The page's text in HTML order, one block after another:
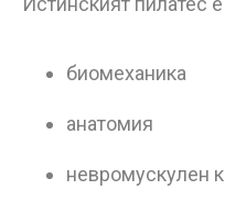
биомеханика
анатомия
невромускулен